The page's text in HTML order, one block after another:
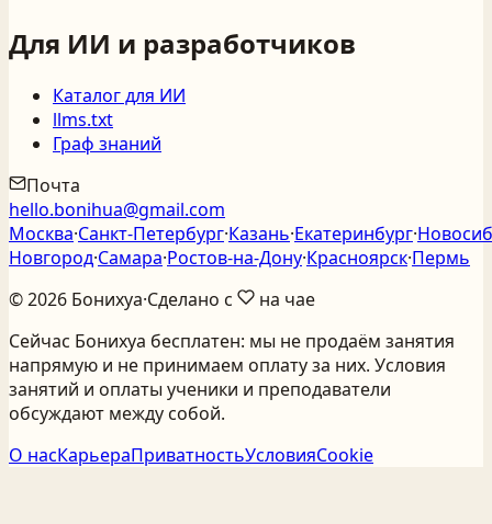
Для ИИ и разработчиков
Каталог для ИИ
llms.txt
Граф знаний
Почта
hello.bonihua@gmail.com
Москва·Санкт‑Петербург·Казань·Екатеринбург·
Новгород·Самара·Ростов‑на‑Дону·Красноярск·Пермь
©2026 Бонихуа·Сделано с
на чае
Сейчас Бонихуа бесплатен: мы не продаём занятия
напрямую и не принимаем оплату за них. Условия
занятий и оплаты ученики и преподаватели
обсуждают между собой.
О насКарьераПриватностьУсловияCookie